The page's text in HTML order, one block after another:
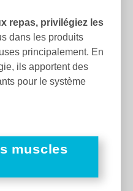
repas, privilégiez les
dans les produits
principalement. En
ils apportent des
pour le système
muscles